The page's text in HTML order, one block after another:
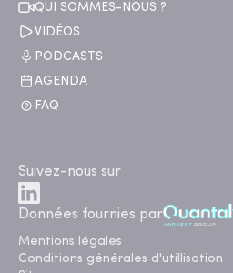
QUI SOMMES-NOUS ?
VIDÉOS
PODCASTS
AGENDA
FAQ
Suivez-nous sur
Données fournies par
Mentions légales
Conditions générales d'utillisation